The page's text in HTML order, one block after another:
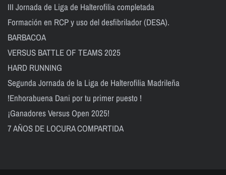
III Jornada de Liga de Halterofilia completada
Formación en RCP y uso del desfibrilador (DESA).
BARBACOA
VERSUS BATTLE OF TEAMS 2025
HARD RUNNING
Segunda Jornada de la Liga de Halterofilia Madrileña
!Enhorabuena Dani por tu primer puesto !
¡Ganadores Versus Open 2025!
7 AÑOS DE LOCURA COMPARTIDA